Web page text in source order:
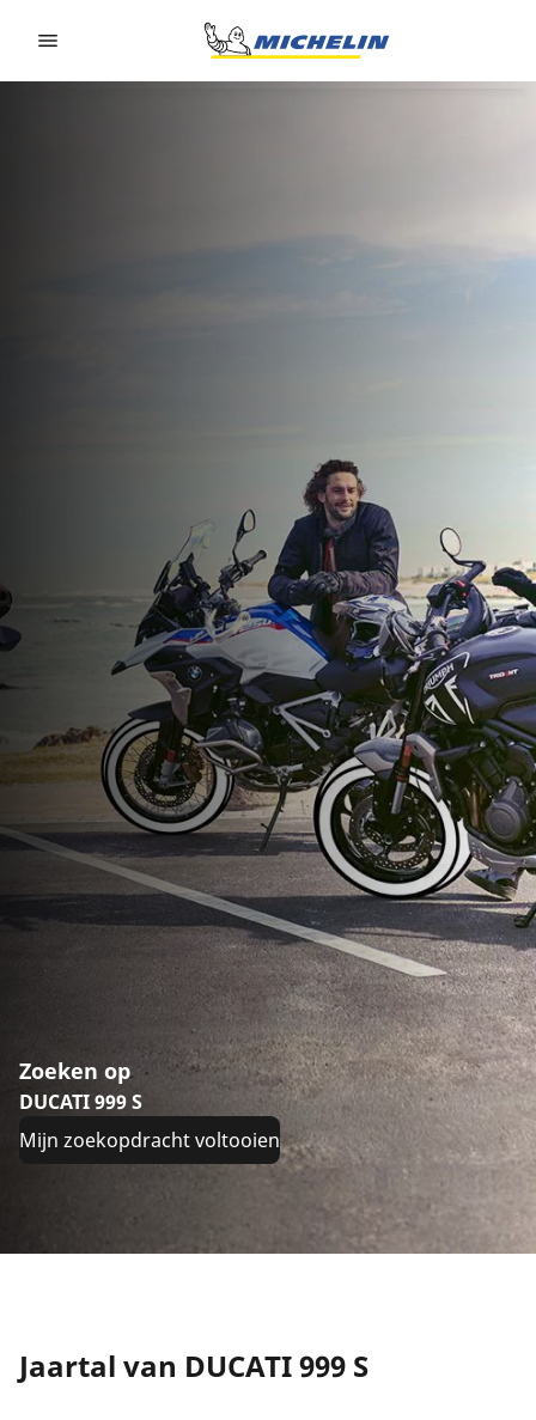
Zoeken op
DUCATI 999 S
Mijn zoekopdracht voltooien
Jaartal van DUCATI 999 S